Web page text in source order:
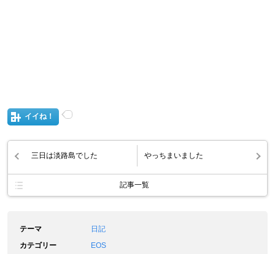
イイね！
三日は淡路島でした やっちまいました
記事一覧
テーマ
日記
カテゴリー
EOS